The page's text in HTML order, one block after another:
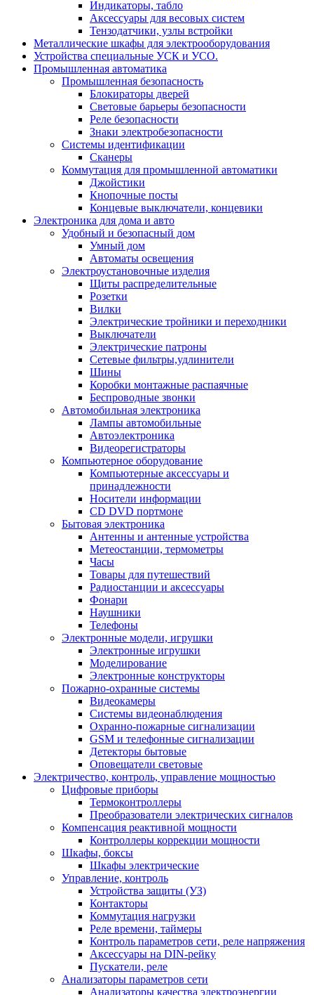
Индикаторы, табло
Аксессуары для весовых систем
Тензодатчики, узлы встройки
Металлические шкафы для электрооборудования
Устройства специальные УСК и УСО.
Промышленная автоматика
Промышленная безопасность
Блокираторы дверей
Световые барьеры безопасности
Реле безопасности
Знаки электробезопасности
Системы идентификации
Сканеры
Коммутация для промышленной автоматики
Джойстики
Кнопочные посты
Концевые выключатели, концевики
Электроника для дома и авто
Удобный и безопасный дом
Умный дом
Автоматы освещения
Электроустановочные изделия
Щиты распределительные
Розетки
Вилки
Электрические тройники и переходники
Выключатели
Электрические патроны
Сетевые фильтры,удлинители
Шины
Коробки монтажные распаячные
Беспроводные звонки
Автомобильная электроника
Лампы автомобильные
Автоэлектроника
Видеорегистраторы
Компьютерное оборудование
Компьютерные аксессуары и
принадлежности
Носители информации
CD DVD портмоне
Бытовая электроника
Антенны и антенные устройства
Метеостанции, термометры
Часы
Товары для путешествий
Радиостанции и аксессуары
Фонари
Наушники
Телефоны
Электронные модели, игрушки
Электронные игрушки
Моделирование
Электронные конструкторы
Пожарно-охранные системы
Видеокамеры
Системы видеонаблюдения
Охранно-пожарные сигнализации
GSM и телефонные сигнализации
Детекторы бытовые
Оповещатели световые
Электричество, контроль, управление мощностью
Цифровые приборы
Термоконтроллеры
Преобразователи электрических сигналов
Компенсация реактивной мощности
Контроллеры коррекции мощности
Шкафы, боксы
Шкафы электрические
Управление, контроль
Устройства защиты (УЗ)
Контакторы
Коммутация нагрузки
Реле времени, таймеры
Контроль параметров сети, реле напряжения
Аксессуары на DIN-рейку
Пускатели, реле
Анализаторы параметров сети
Анализаторы качества электроэнергии